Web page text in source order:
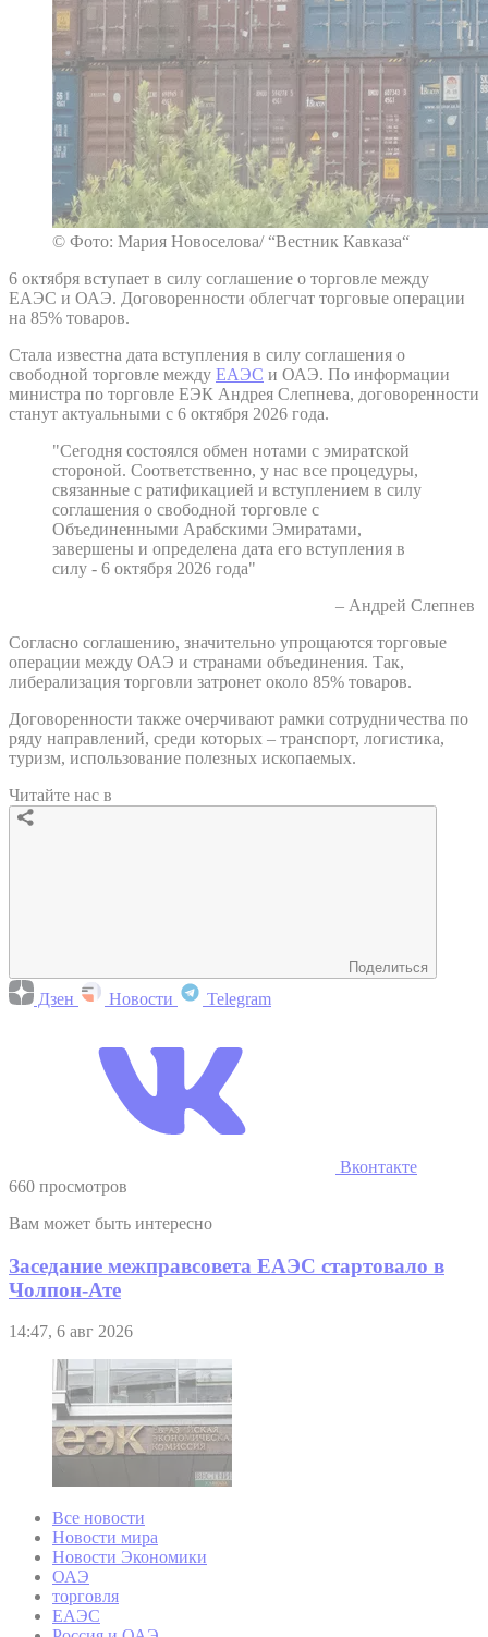
© Фото: Мария Новоселова/ “Вестник Кавказа“
6 октября вступает в силу соглашение о торговле между
ЕАЭС и ОАЭ. Договоренности облегчат торговые операции
на 85% товаров.
Стала известна дата вступления в силу соглашения о
свободной торговле между ЕАЭС и ОАЭ. По информации
министра по торговле ЕЭК Андрея Слепнева, договоренности
станут актуальными с 6 октября 2026 года.
"Сегодня состоялся обмен нотами с эмиратской
стороной. Соответственно, у нас все процедуры,
связанные с ратификацией и вступлением в силу
соглашения о свободной торговле с
Объединенными Арабскими Эмиратами,
завершены и определена дата его вступления в
силу - 6 октября 2026 года"
– Андрей Слепнев
Согласно соглашению, значительно упрощаются торговые
операции между ОАЭ и странами объединения. Так,
либерализация торговли затронет около 85% товаров.
Договоренности также очерчивают рамки сотрудничества по
ряду направлений, среди которых – транспорт, логистика,
туризм, использование полезных ископаемых.
Читайте нас в
Поделиться
Дзен Новости Telegram
Вконтакте
660 просмотров
Вам может быть интересно
Заседание межправсовета ЕАЭС стартовало в
Чолпон-Ате
14:47, 6 авг 2026
Все новости
Новости мира
Новости Экономики
ОАЭ
торговля
ЕАЭС